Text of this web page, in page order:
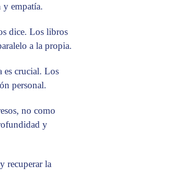
y empatía.
dice. Los libros
a la propia.
es crucial. Los
personal.
no como
y
recuperar la